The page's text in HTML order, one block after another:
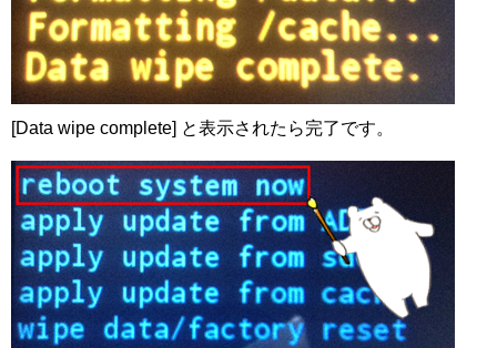
[Data wipe complete] と表示されたら完了です。